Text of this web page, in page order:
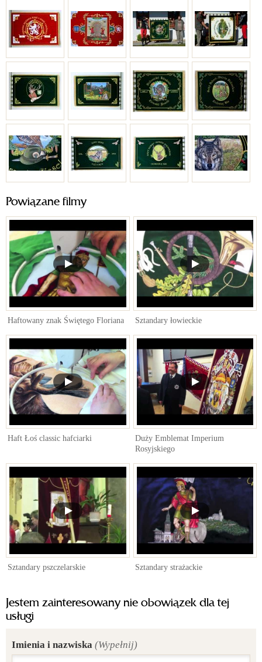
Powiązane filmy
Haftowany znak Świętego Floriana Sztandary łowieckie
Haft Łoś classic hafciarki
Duży Emblemat Imperium
Rosyjskiego
Sztandary pszczelarskie Sztandary strażackie
Jestem zainteresowany nie obowiązek dla tej
usługi
Imienia i nazwiska (Wypełnij)